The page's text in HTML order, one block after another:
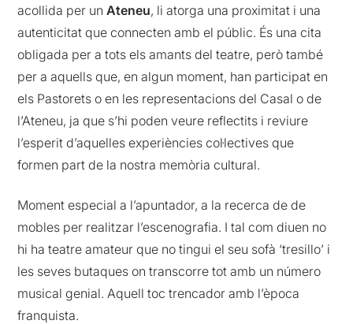
acollida per unAteneu, li atorga una proximitat i una
autenticitat que connecten amb el públic. És una cita
obligada per a tots els amants del teatre, però també
per a aquells que, en algun moment, han participat en
els Pastorets o en les representacions del Casal o de
l’Ateneu, ja que s’hi poden veure reflectits i reviure
l’esperit d’aquelles experiències col·lectives que
formen part de la nostra memòria cultural.
Moment especial a l’apuntador, a la recerca de de
mobles per realitzar l’escenografia. I tal com diuen no
hi ha teatre amateur que no tingui el seu sofà ‘tresillo’ i
les seves butaques on transcorre tot amb un número
musical genial. Aquell toc trencador amb l’època
franquista.